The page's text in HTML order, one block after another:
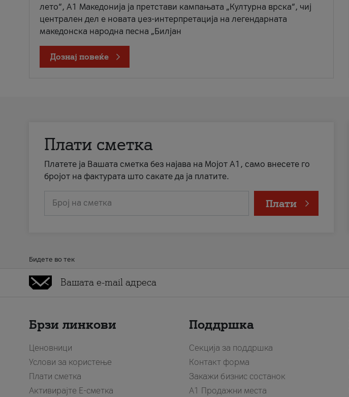
лето“, А1 Македонија ја претстави кампањата „Културна врска“, чиј
централен дел е новата џез-интерпретација на легендарната
македонска народна песна „Билјан
Дознај повеќе
Плати сметка
Платете ја Вашата сметка без најава на Мојот А1, само внесете го
бројот на фактурата што сакате да ја платите.
Број на сметка Плати
Бидете во тек
Брзи линкови
Ценовници
Услови за користење
Плати сметка
Активирајте Е-сметка
Поддршка
Секција за поддршка
Контакт форма
Закажи бизнис состанок
A1 Продажни места